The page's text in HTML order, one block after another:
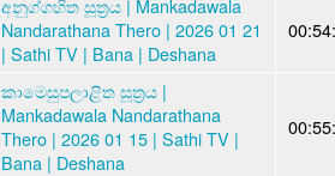
Nandarathana Thero | 2026 01 21
| Sathi TV | Bana | Deshana
කාමෙසුපලාළිත සූත්‍රය |
Mankadawala Nandarathana
Thero | 2026 01 15 | Sathi TV |
Bana | Deshana